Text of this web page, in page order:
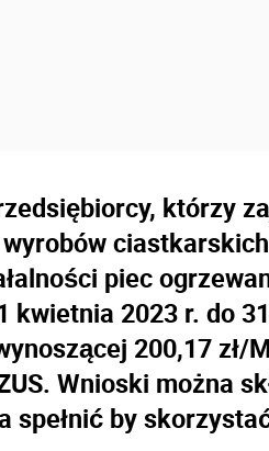
którzy
piec
kwietnia 2023 r. do
200,17 zł/
Wnioski można
spełnić by